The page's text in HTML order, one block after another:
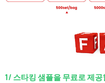
1/ 스타킹 샘플을 무료로 제